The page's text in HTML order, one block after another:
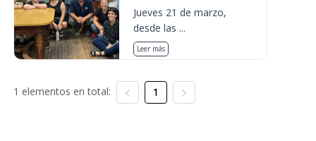
Jueves 21 de marzo,
desde las ...
Leer más
1 elementos en total: 1